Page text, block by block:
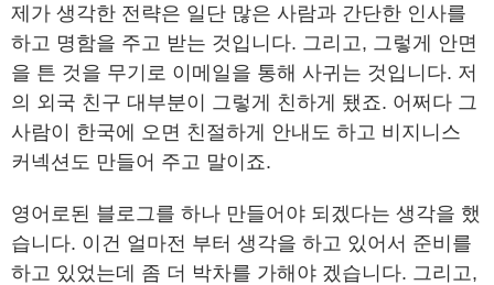
제가 생각한 전략은 일단 많은 사람과 간단한 인사를
하고 명함을 주고 받는 것입니다. 그리고, 그렇게 안면
을 튼 것을 무기로 이메일을 통해 사귀는 것입니다. 저
의 외국 친구 대부분이 그렇게 친하게 됐죠. 어쩌다 그
사람이 한국에 오면 친절하게 안내도 하고 비지니스
커넥션도 만들어 주고 말이죠.
영어로된 블로그를 하나 만들어야 되겠다는 생각을 했
습니다. 이건 얼마전 부터 생각을 하고 있어서 준비를
하고 있었는데 좀 더 박차를 가해야 겠습니다. 그리고,